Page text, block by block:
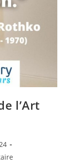
l’Art